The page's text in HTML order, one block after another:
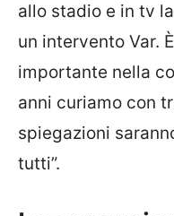
allo stadio e in tv
un intervento Var.
importante nella
anni curiamo con
spiegazioni
tutti”.